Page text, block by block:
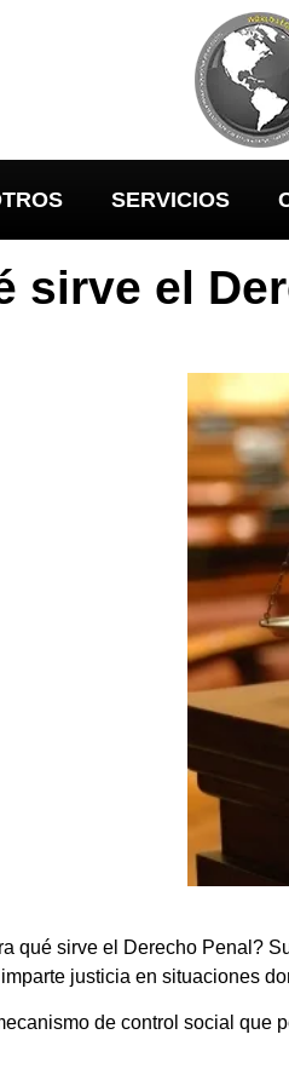
SERVICIOS
sirve el
qué sirve el Derecho Penal?
justicia en situaciones
de control social que